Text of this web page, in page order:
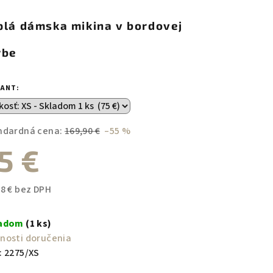
dámska mikina v bordovej
cena: 169,90 € –55 %
€
€ bez DPH
(1 ks)
doručenia
2275/XS